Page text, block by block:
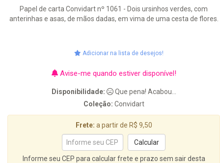
Papel de carta Convidart nº 1061 - Dois ursinhos verdes, com
anterinhas e asas, de mãos dadas, em vima de uma cesta de flores.
Adicionar na lista de desejos!
Avise-me quando estiver disponível!
Disponibilidade:
Que pena! Acabou...
Coleção: Convidart
Frete: a partir de R$ 9,50
Informe seu CEP para calcular frete e prazo sem sair desta